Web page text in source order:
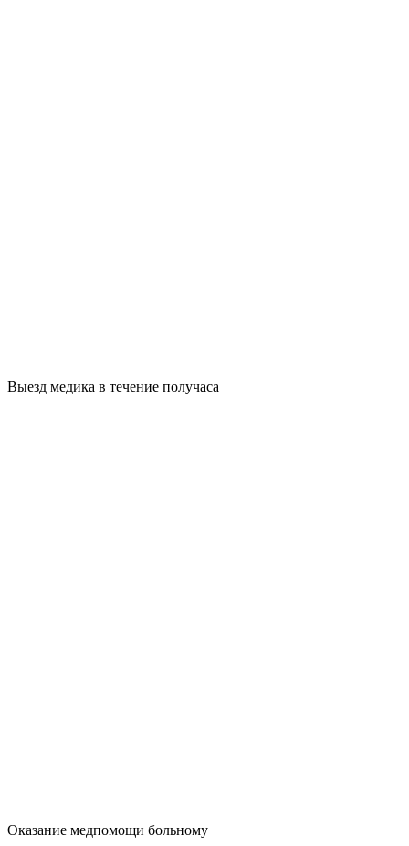
Выезд медика в течение получаса
Оказание медпомощи больному